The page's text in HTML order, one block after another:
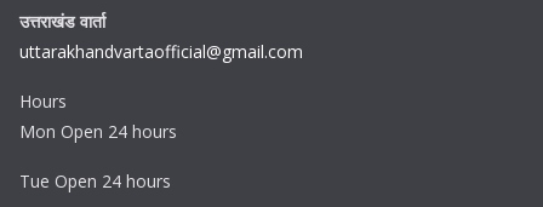
उत्तराखंड वार्ता
uttarakhandvartaofficial@gmail.com
Hours
Mon Open 24 hours
Tue Open 24 hours